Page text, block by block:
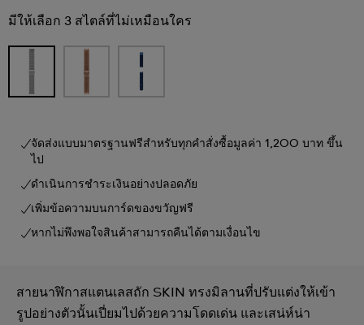
มีให้เลือก 3 สไตล์ที่ไม่เหมือนใคร
จัดส่งแบบมาตรฐานฟรีสำหรับทุกคำสั่งซื้อมูลค่า 1,200 บาท ขึ้น
ไป
ดำเนินการชำระเงินอย่างปลอดภัย
เพิ่มข้อความบนการ์ดของขวัญฟรี
หากไม่พึงพอใจสินค้าสามารถคืนได้ตามเงื่อนไข
สายนาฬิกาสแตนเลสถัก SKIN ทรงมิลานที่ปรับแต่งให้เข้า
รูปอย่างตัวนั้นเปี่ยมไปด้วยความโดดเด่น และเสน่ห์น่า